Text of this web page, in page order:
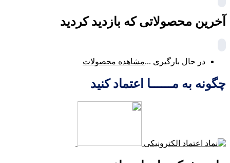
آخرین محصولاتی که بازدید کردید
در حال بارگیری ...مشاهده محصولات
چگونه به مــــــا اعتماد کنید